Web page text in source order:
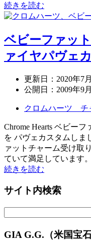
続きを読む
ベビーファッ
ァイヤパヴェ
更新日： 2020年7
公開日： 2009年9
クロムハーツ チ
Chrome Hearts ベビー
を パヴェカスタムしま
ァットチャーム受け取
ていて満足しています
続きを読む
サイト内検索
GIA G.G.（米国宝